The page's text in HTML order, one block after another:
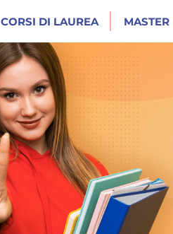
CORSI DI LAUREA MASTER